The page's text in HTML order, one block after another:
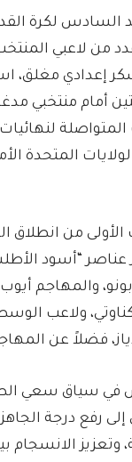
لكرة القدم
من لاعبي
إعدادي مغلق،
أمام منتخبي
المتحدة
من انطلاق
عناصر “أسود
والمهاجم أيوب
ولاعب
فضلاً عن
في سياق سعي
رفع درجة
وتعزيز الانسجام